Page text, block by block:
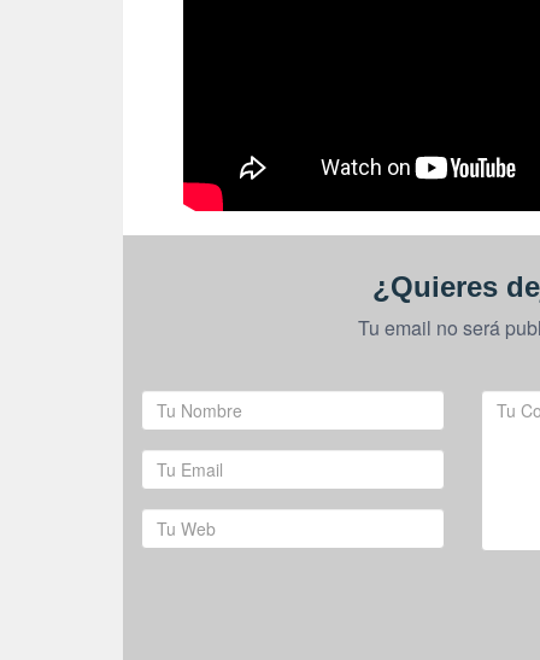
¿Quieres
Tu email no será